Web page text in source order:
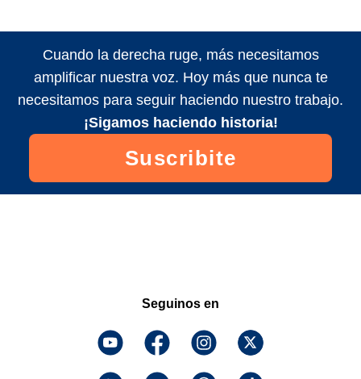
Cuando la derecha ruge, más necesitamos
amplificar nuestra voz. Hoy más que nunca te
necesitamos para seguir haciendo nuestro trabajo.
¡Sigamos haciendo historia!
Suscribite
Seguinos en